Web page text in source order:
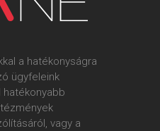
a hatékonyságra
ügyfeleink
vagy a